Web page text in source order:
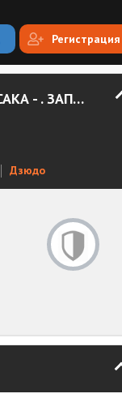
Регистрация
ДЗЮДО. БОЛЬШОЙ ШЛЕМ. ОСАКА - . ЗАПИСЬ
Дзюдо